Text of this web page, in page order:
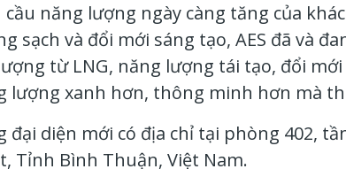
năng lượng ngày càng tăng của
sạch và đổi mới sáng tạo, AES đã và
từ LNG, năng lượng tái tạo, đổi
lượng xanh hơn, thông minh hơn mà
đại diện mới có địa chỉ tại phòng 402,
Tỉnh Bình Thuận, Việt Nam.